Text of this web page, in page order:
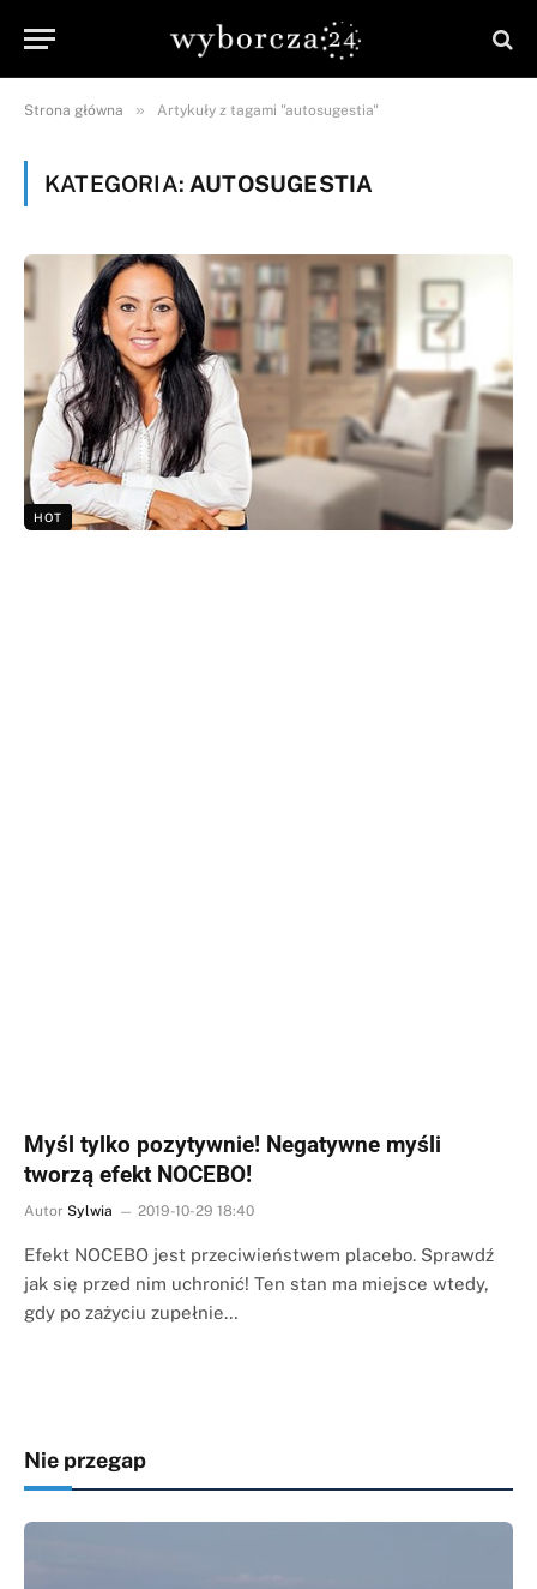
Strona główna » Artykuły z tagami "autosugestia"
KATEGORIA: AUTOSUGESTIA
HOT
Myśl tylko pozytywnie! Negatywne myśli
tworzą efekt NOCEBO!
Autor Sylwia 2019-10-29 18:40
Efekt NOCEBO jest przeciwieństwem placebo. Sprawdź
jak się przed nim uchronić! Ten stan ma miejsce wtedy,
gdy po zażyciu zupełnie…
Nie przegap